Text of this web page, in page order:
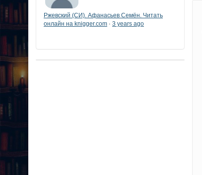
Ржевский (СИ). Афанасьев Семён. Читать
онлайн на knigger.com · 3 years ago